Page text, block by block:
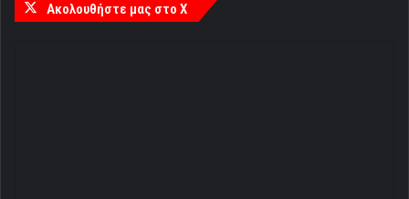
Ακολουθήστε μας στο X